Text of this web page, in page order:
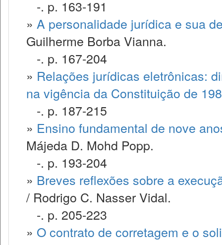
-. p. 163-191
» A personalidade jurídica e sua
Guilherme Borba Vianna.
-. p. 167-204
» Relações jurídicas eletrônicas:
na vigência da Constituição de
-. p. 187-215
» Ensino fundamental de nove
Májeda D. Mohd Popp.
-. p. 193-204
» Breves reflexões sobre a
/ Rodrigo C. Nasser Vidal.
-. p. 205-223
» O contrato de corretagem e o